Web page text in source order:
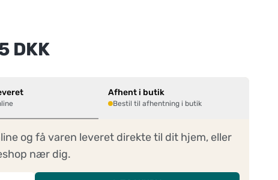
DKK
Afhent i butik
Bestil til afhentning i butik
og få varen leveret direkte til dit hjem, eller
nær dig.